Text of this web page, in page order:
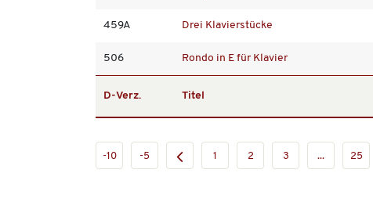
459A Drei Klavierstücke
506 Rondo in E für Klavier
D-Verz. Titel
-10 -5 1 2 3 ... 25